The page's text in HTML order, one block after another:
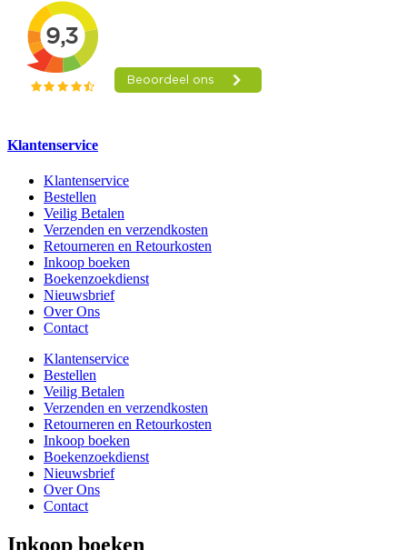
Klantenservice
Klantenservice
Bestellen
Veilig Betalen
Verzenden en verzendkosten
Retourneren en Retourkosten
Inkoop boeken
Boekenzoekdienst
Nieuwsbrief
Over Ons
Contact
Klantenservice
Bestellen
Veilig Betalen
Verzenden en verzendkosten
Retourneren en Retourkosten
Inkoop boeken
Boekenzoekdienst
Nieuwsbrief
Over Ons
Contact
Inkoop boeken